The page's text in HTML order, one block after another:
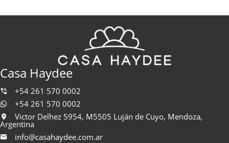
Casa Haydee
+54 261 570 0002
+54 261 570 0002
Victor Delhez 5954, M5505 Luján de Cuyo, Mendoza,
Argentina
info@casahaydee.com.ar